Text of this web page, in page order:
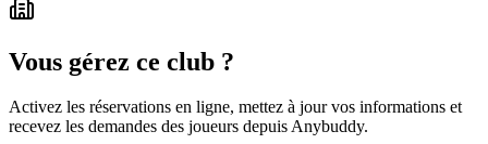
Vous gérez ce club ?
Activez les réservations en ligne, mettez à jour vos informations et
recevez les demandes des joueurs depuis Anybuddy.